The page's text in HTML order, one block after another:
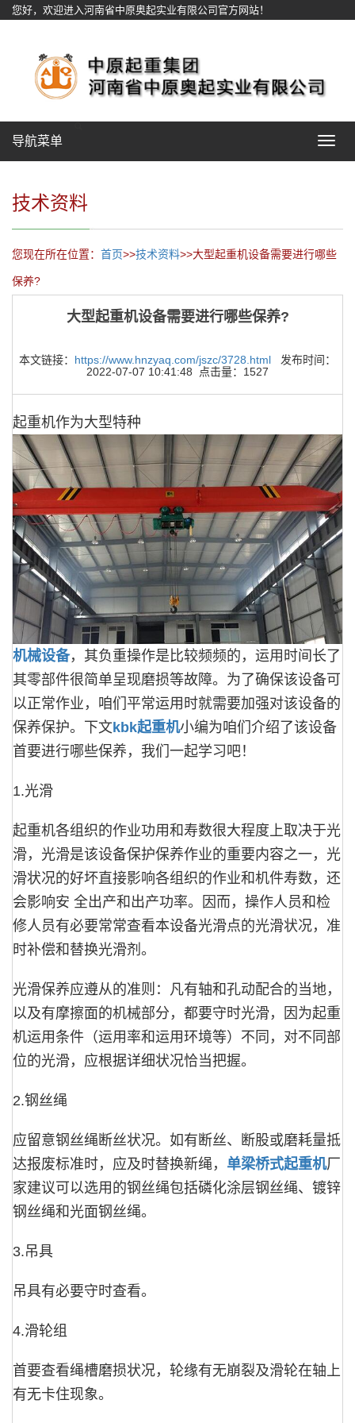
您好，欢迎进入河南省中原奥起实业有限公司官方网站！
Toggle
导航菜单
技术资料
您现在所在位置： 首页>>技术资料>>大型起重机设备需要进行哪些
保养?
大型起重机设备需要进行哪些保养?
本文链接： https://www.hnzyaq.com/jszc/3728.html 发布时间：
2022-07-07 10:41:48 点击量：1527
起重机作为大型特种
机械设备，其负重操作是比较频频的，运用时间长了
其零部件很简单呈现磨损等故障。为了确保该设备可
以正常作业，咱们平常运用时就需要加强对该设备的
保养保护。下文kbk起重机小编为咱们介绍了该设备
首要进行哪些保养，我们一起学习吧！
1.光滑
起重机各组织的作业功用和寿数很大程度上取决于光
滑，光滑是该设备保护保养作业的重要内容之一，光
滑状况的好坏直接影响各组织的作业和机件寿数，还
会影响安 全出产和出产功率。因而，操作人员和检
修人员有必要常常查看本设备光滑点的光滑状况，准
时补偿和替换光滑剂。
光滑保养应遵从的准则：凡有轴和孔动配合的当地，
以及有摩擦面的机械部分，都要守时光滑，因为起重
机运用条件（运用率和运用环境等）不同，对不同部
位的光滑，应根据详细状况恰当把握。
2.钢丝绳
应留意钢丝绳断丝状况。如有断丝、断股或磨耗量抵
达报废标准时，应及时替换新绳， 单梁桥式起重机厂
家建议可以选用的钢丝绳包括磷化涂层钢丝绳、镀锌
钢丝绳和光面钢丝绳。
3.吊具
吊具有必要守时查看。
4.滑轮组
首要查看绳槽磨损状况，轮缘有无崩裂及滑轮在轴上
有无卡住现象。